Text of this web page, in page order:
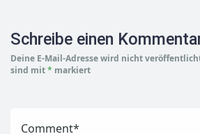
Schreibe einen
Deine E-Mail-Adresse wird nicht
sind mit* markiert